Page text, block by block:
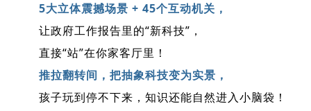
5大立体震撼场景 + 45个互动机关，
让政府工作报告里的“新科技”，
直接“站”在你家客厅里！
推拉翻转间，把抽象科技变为实景，
孩子玩到停不下来，知识还能自然进入小脑袋！